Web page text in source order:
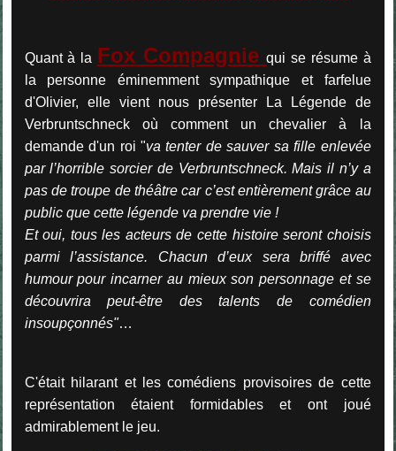
Quant à la Fox Compagniequi se résume à
la personne éminemment sympathique et farfelue
d'Olivier, elle vient nous présenter La Légende de
Verbruntschneck où comment un chevalier à la
demande d'un roi "va tenter de sauver sa fille enlevée
par l’horrible sorcier de Verbruntschneck. Mais il n’y a
pas de troupe de théâtre car c’est entièrement grâce au
public que cette légende va prendre vie !
Et oui, tous les acteurs de cette histoire seront choisis
parmi l’assistance. Chacun d’eux sera briffé avec
humour pour incarner au mieux son personnage et se
découvrira peut-être des talents de comédien
insoupçonnés"…
C'était hilarant et les comédiens provisoires de cette
représentation étaient formidables et ont joué
admirablement le jeu.